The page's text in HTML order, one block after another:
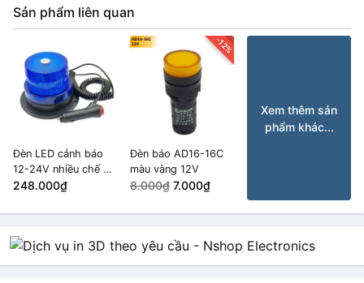
Sản phẩm liên quan
Đèn LED cảnh báo
12-24V nhiều chế độ
màu Xanh Lam
248.000₫
-12%
Đèn báo AD16-16C
màu vàng 12V
8.000₫ 7.000₫
Xem thêm sản
phẩm khác...